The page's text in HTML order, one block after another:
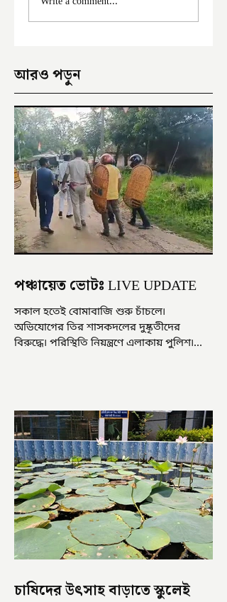
অভিযোগ
আরও পড়ুন
পঞ্চায়েত ভোটঃ LIVE UPDATE
সকাল হতেই বোমাবাজি শুরু চাঁচলে৷
অভিযোগের তির শাসকদলের দুষ্কৃতীদের
বিরুদ্ধে৷ পরিস্থিতি নিয়ন্ত্রণে এলাকায় পুলিশ৷
চাষিদের উৎসাহ বাড়াতে স্কুলেই